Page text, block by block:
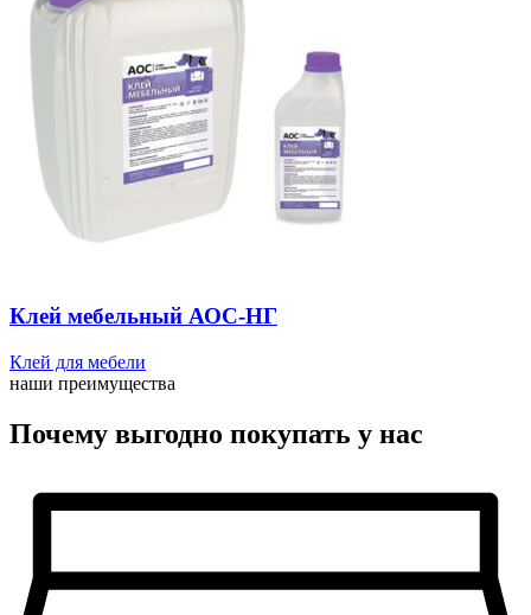
Клей мебельный АОС-НГ
Клей для мебели
наши преимущества
Почему выгодно покупать у нас